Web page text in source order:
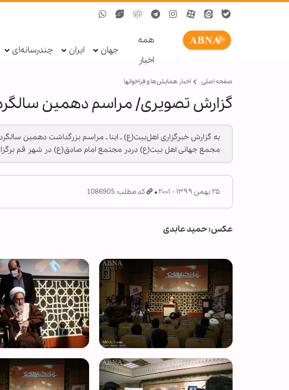
همه
اخبار
جهان ایران چندرسانه‌ای
صفحه اصلی اخبار همايش‌ها و فراخوان‏ها
گزارش تصویری/ مراسم دهمین
مجمع جهانی اهل بیت(ع) دردر مجتمع امام صادق(ع) در شهر قم
۲۵ بهمن ۱۳۹۹ - ۲۰:۰۱ کد مطلب: 1086905
عکس: حمید عابدی